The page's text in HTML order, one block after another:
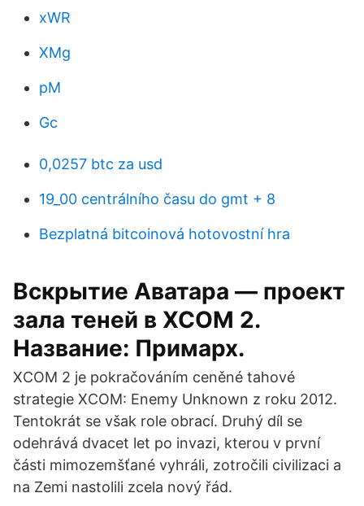
xWR
XMg
pM
Gc
0,0257 btc za usd
19_00 centrálního času do gmt + 8
Bezplatná bitcoinová hotovostní hra
Вскрытие Аватара — проект
зала теней в XCOM 2.
Название: Примарх.
XCOM 2 je pokračováním ceněné tahové
strategie XCOM: Enemy Unknown z roku 2012.
Tentokrát se však role obrací. Druhý díl se
odehrává dvacet let po invazi, kterou v první
části mimozemšťané vyhráli, zotročili civilizaci a
na Zemi nastolili zcela nový řád.